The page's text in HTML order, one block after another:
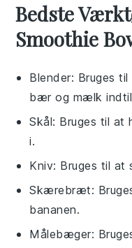
Bedste
Smoothie
Blender: Bruges
bær og mælk
Skål: Bruges til at
i.
Kniv: Bruges til at
Skærebræt:
bananen.
Målebæger: